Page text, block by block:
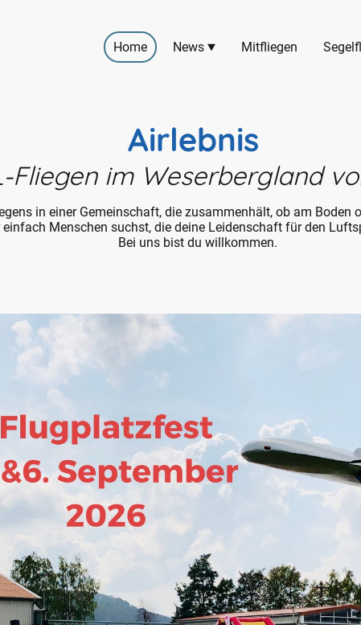
Home News Mitfliegen
Airlebnis
Fliegen im Weserbergland
in einer Gemeinschaft, die zusammenhält, ob am
einfach Menschen suchst, die deine Leidenschaft für den
Bei uns bist du willkommen.